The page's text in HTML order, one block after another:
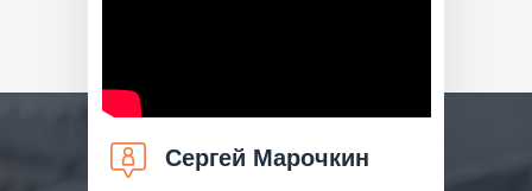
Сергей Марочкин